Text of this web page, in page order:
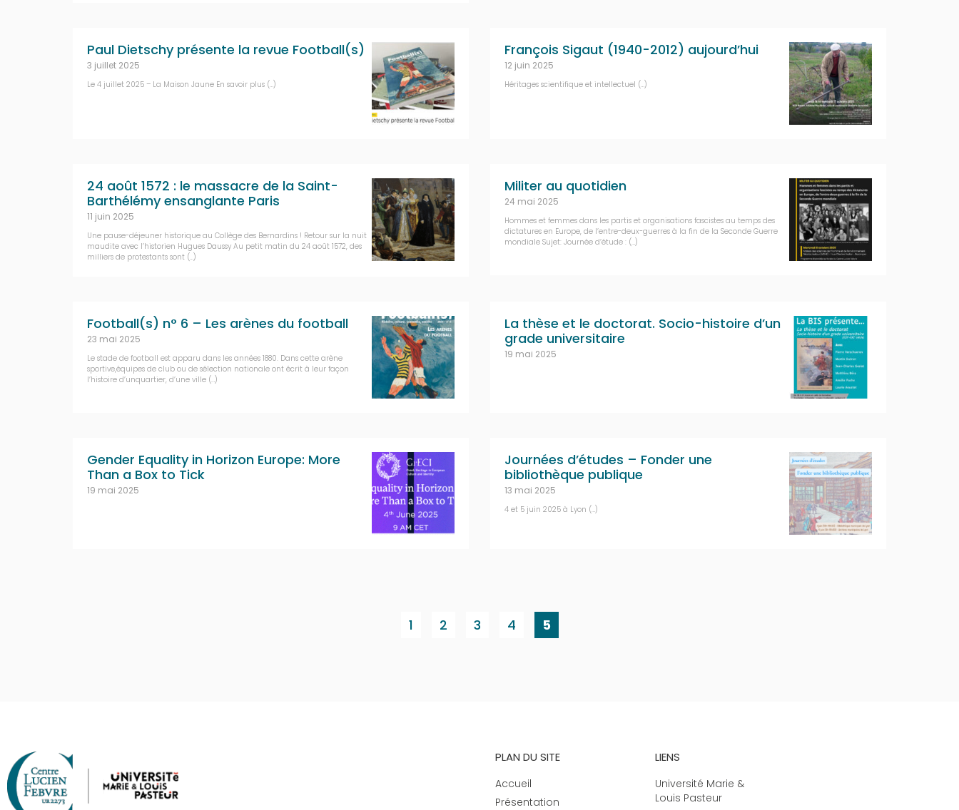
Paul Dietschy présente la revue Football(s)
3 juillet 2025
Le 4 juillet 2025 – La Maison Jaune En savoir plus (…)
François Sigaut (1940-2012) aujourd’hui
12 juin 2025
Héritages scientifique et intellectuel (…)
24 août 1572 : le massacre de la Saint-
Barthélémy ensanglante Paris
11 juin 2025
Une pause-déjeuner historique au Collège des Bernardins ! Retour sur la nuit
maudite avec l’historien Hugues Daussy Au petit matin du 24 août 1572, des
milliers de protestants sont (…)
Militer au quotidien
24 mai 2025
Hommes et femmes dans les partis et organisations fascistes au temps des
dictatures en Europe, de l’entre-deux-guerres à la fin de la Seconde Guerre
mondiale Sujet: Journée d’étude : (…)
Football(s) n° 6 – Les arènes du football
23 mai 2025
Le stade de football est apparu dans les années 1880. Dans cette arène
sportive,équipes de club ou de sélection nationale ont écrit à leur façon
l’histoire d’unquartier, d’une ville (…)
La thèse et le doctorat. Socio-histoire d’un
grade universitaire
19 mai 2025
Gender Equality in Horizon Europe: More
Than a Box to Tick
19 mai 2025
Journées d’études – Fonder une
bibliothèque publique
13 mai 2025
4 et 5 juin 2025 à Lyon (…)
1 2 3 4 5
PLAN DU SITE
Accueil
Présentation
LIENS
Université Marie &
Louis Pasteur